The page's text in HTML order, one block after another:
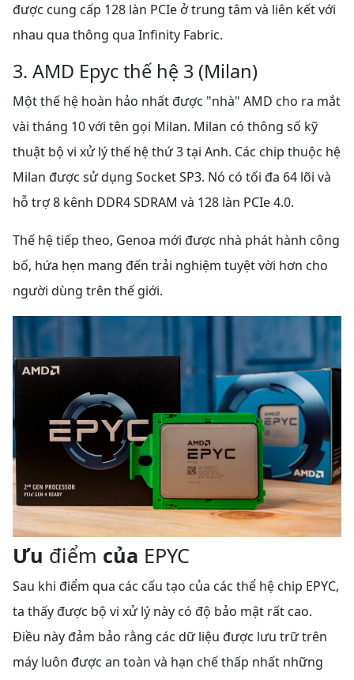
được cung cấp 128 làn PCIe ở trung tâm và liên kết với
nhau qua thông qua Infinity Fabric.
3. AMD Epyc thế hệ 3 (Milan)
Một thế hệ hoàn hảo nhất được "nhà" AMD cho ra mắt
vài tháng 10 với tên gọi Milan. Milan có thông số kỹ
thuật bộ vi xử lý thế hệ thứ 3 tại Anh. Các chip thuộc hệ
Milan được sử dụng Socket SP3. Nó có tối đa 64 lõi và
hỗ trợ 8 kênh DDR4 SDRAM và 128 làn PCIe 4.0.
Thế hệ tiếp theo, Genoa mới được nhà phát hành công
bố, hứa hẹn mang đến trải nghiệm tuyệt vời hơn cho
người dùng trên thế giới.
Ưu điểm của EPYC
Sau khi điểm qua các cấu tạo của các thể hệ chip EPYC,
ta thấy được bộ vi xử lý này có độ bảo mật rất cao.
Điều này đảm bảo rằng các dữ liệu được lưu trữ trên
máy luôn được an toàn và hạn chế thấp nhất những